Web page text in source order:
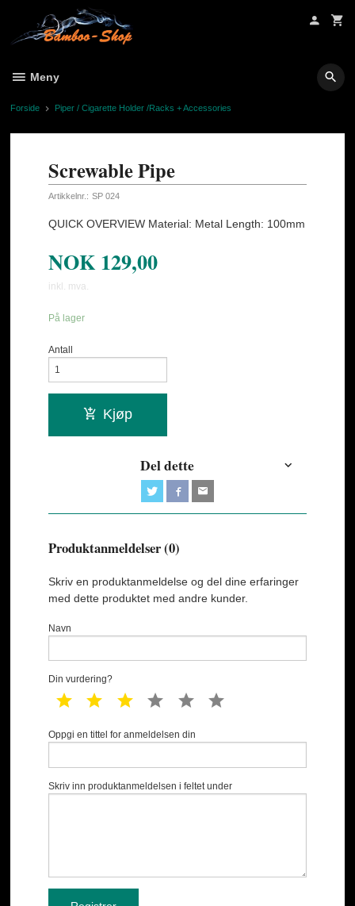
innholdet
Meny
Forside Piper / Cigarette Holder /Racks + Accessories
Screwable Pipe
Artikkelnr.: SP 024
QUICK OVERVIEW Material: Metal Length: 100mm
NOK 129,00
inkl. mva.
På lager
Antall
Kjøp
Del dette
Produktanmeldelser (0)
Skriv en produktanmeldelse og del dine erfaringer
med dette produktet med andre kunder.
Navn
Din vurdering?
1 star 2 star 3 star 4 star 5 star
Oppgi en tittel for anmeldelsen din
Skriv inn produktanmeldelsen i feltet under